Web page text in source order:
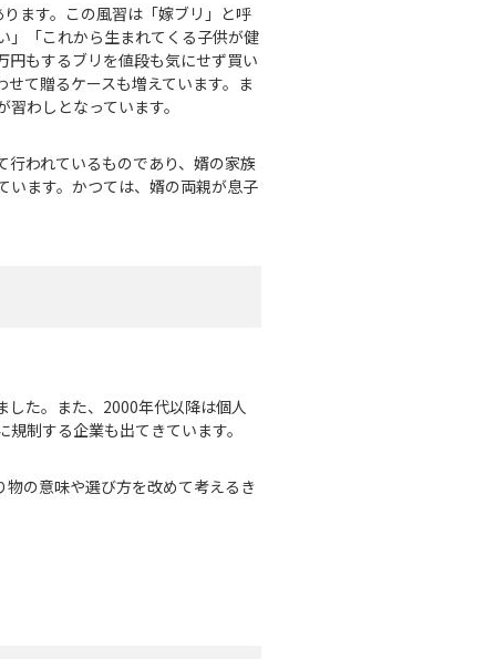
ます。この風習は「嫁ブリ」と呼
」「これから生まれてくる子供が健
円もするブリを値段も気にせず買い
て贈るケースも増えています。ま
わしとなっています。
われているものであり、婿の家族
います。かつては、婿の両親が息子
た。また、2000年代以降は個人
制する企業も出てきています。
の意味や選び方を改めて考えるき